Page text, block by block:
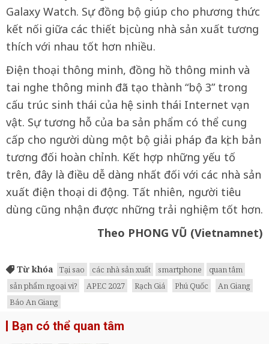
Galaxy Watch. Sự đồng bộ giúp cho phương thức
kết nối giữa các thiết bị cùng nhà sản xuất tương
thích với nhau tốt hơn nhiều.
Điện thoại thông minh, đồng hồ thông minh và
tai nghe thông minh đã tạo thành “bộ 3” trong
cấu trúc sinh thái của hệ sinh thái Internet vạn
vật. Sự tương hỗ của ba sản phẩm có thể cung
cấp cho người dùng một bộ giải pháp đa kịch bản
tương đối hoàn chỉnh. Kết hợp những yếu tố
trên, đây là điều dễ dàng nhất đối với các nhà sản
xuất điện thoại di động. Tất nhiên, người tiêu
dùng cũng nhận được những trải nghiệm tốt hơn.
Theo PHONG VŨ (Vietnamnet)
Từ khóa Tại sao các nhà sản xuất smartphone
quan tâm
sản phẩm ngoại vi?
APEC 2027 Rạch Giá Phú Quốc
An Giang
Báo An Giang
Bạn có thể quan tâm